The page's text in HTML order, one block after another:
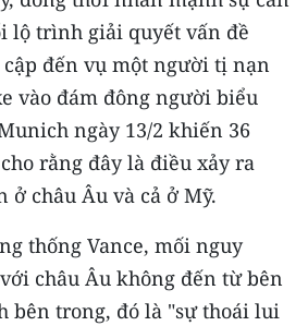
- MỖI XÃ
lộ trình giải quyết vấn đề
cập đến vụ một người tị nạn
vào đám đông người biểu
ngày 13/2 khiến 36
rằng đây là điều xảy ra
ở châu Âu và cả ở Mỹ.
thống Vance, mối nguy
châu Âu không đến từ bên
bên trong, đó là "sự thoái lui